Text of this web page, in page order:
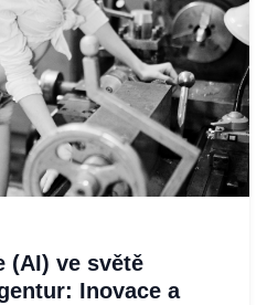
(AI) ve světě
Inovace a